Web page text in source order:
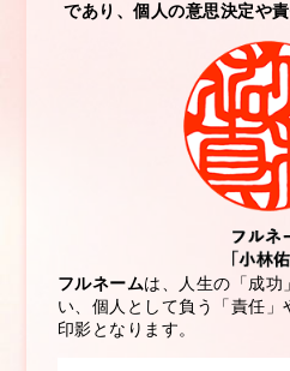
であり、個人の意思決定や責
フルネームは、人生の「成功
い、個人として負う「責任
印影となります。